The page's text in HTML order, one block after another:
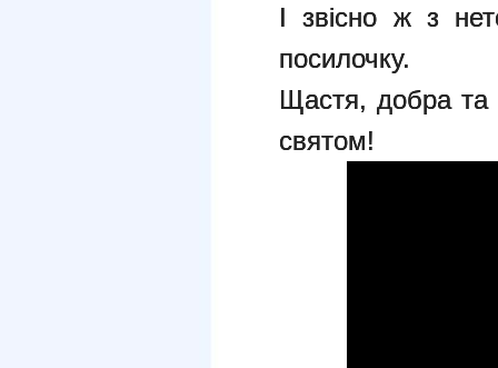
І звісно ж з
посилочку.
Щастя, добра та
святом!